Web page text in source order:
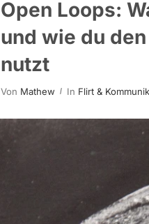
Open Loops:
und wie du
nutzt
Von Mathew In Flirt &